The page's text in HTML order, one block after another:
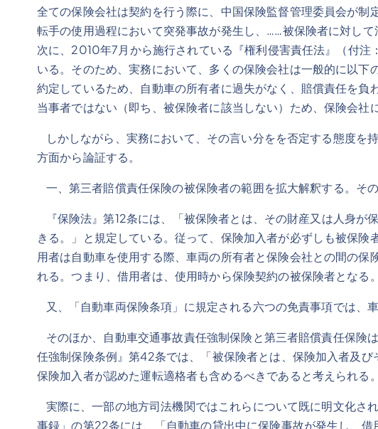
全ての保険会社は契約を行う際に、中国保険監督管理委員会が
転手の使用過程において突発事故が発生し、……被保険者に対し
次に、2010年7月から施行されている『権利侵害責任法』（付
いる。そのため、実務において、多くの保険会社は一般的に以
約定しているため、自動車の所有者に過失がなく、賠償責任を
当事者ではない（即ち、被保険者に該当しない）ため、保険会社
しかしながら、実務において、その言い分をを否定する態度を
方面から論証する。
一、第三者賠償責任保険の被保険者の範囲を拡大解釈する。そ
『保険法』第12条には、「被保険者とは、その財産又は人身が
きる。」と規定している。従って、保険加入者が必ずしも被保
用者は自動車を使用する際、車両の所有者と保険会社との間の
れる。つまり、借用者は、使用時から保険契約の被保険者となる
又、「自動車両保険条項」に規定される六つの免責事項では
そのほか、自動車交通事故責任強制保険と第三者賠償責任保険
任強制保険条例』第42条では、「被保険者とは、保険加入者及
保険加入者が認めた運転適格者も含めるべきであると考えられる
実際に、一部の地方司法機関ではこれらについて既に明文化さ
事録」の第22条には、「自動車の貸出中に保険事故が発生し、